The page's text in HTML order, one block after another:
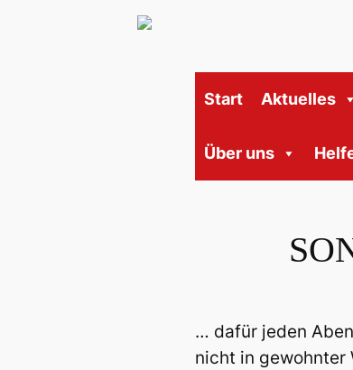
Start Aktuelles
Über uns
… dafür jeden
nicht in gewohnter